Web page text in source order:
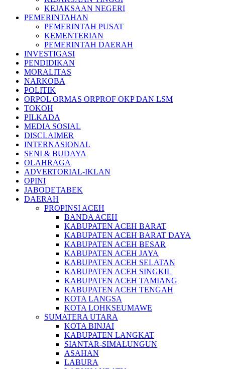
KEJAKSAAN NEGERI
PEMERINTAHAN
PEMERINTAH PUSAT
KEMENTERIAN
PEMERINTAH DAERAH
INVESTIGASI
PENDIDIKAN
MORALITAS
NARKOBA
POLITIK
ORPOL ORMAS ORPROF OKP DAN LSM
TOKOH
PILKADA
MEDIA SOSIAL
DISCLAIMER
INTERNASIONAL
SENI & BUDAYA
OLAHRAGA
ADVERTORIAL-IKLAN
OPINI
JABODETABEK
DAERAH
PROPINSI ACEH
BANDA ACEH
KABUPATEN ACEH BARAT
KABUPATEN ACEH BARAT DAYA
KABUPATEN ACEH BESAR
KABUPATEN ACEH JAYA
KABUPATEN ACEH SELATAN
KABUPATEN ACEH SINGKIL
KABUPATEN ACEH TAMIANG
KABUPATEN ACEH TENGAH
KOTA LANGSA
KOTA LOHKSEUMAWE
SUMATERA UTARA
KOTA BINJAI
KABUPATEN LANGKAT
SIANTAR-SIMALUNGUN
ASAHAN
LABURA